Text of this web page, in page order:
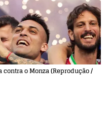
o Monza (Reprodução /